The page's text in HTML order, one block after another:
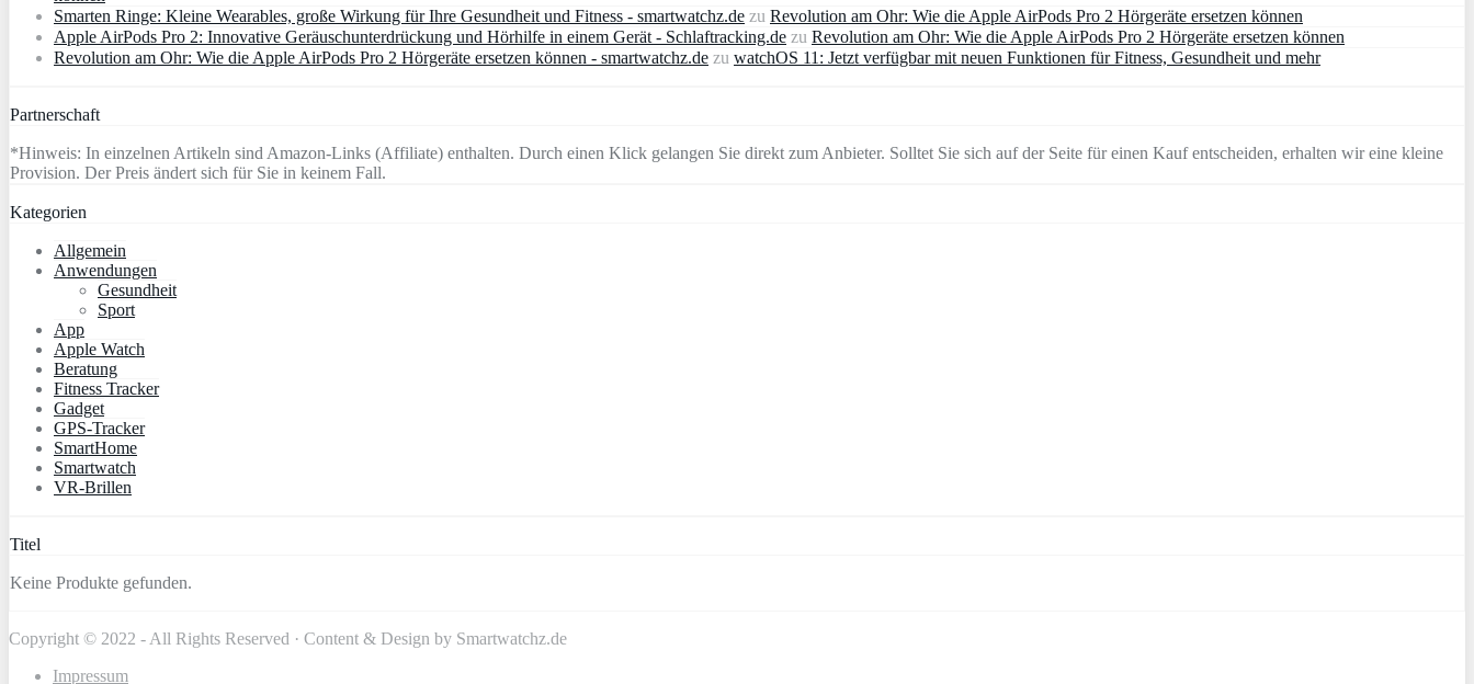
Smarten Ringe: Kleine Wearables, große Wirkung für Ihre Gesundheit und Fitness - smartwatchz.de zu Revolution am Ohr: Wie die Apple AirPods Pro 2 Hörgeräte ersetzen können
Apple AirPods Pro 2: Innovative Geräuschunterdrückung und Hörhilfe in einem Gerät - Schlaftracking.de zu Revolution am Ohr: Wie die Apple AirPods Pro 2 Hörgeräte ersetzen können
Revolution am Ohr: Wie die Apple AirPods Pro 2 Hörgeräte ersetzen können - smartwatchz.de zu watchOS 11: Jetzt verfügbar mit neuen Funktionen für Fitness, Gesundheit und mehr
Partnerschaft
*Hinweis: In einzelnen Artikeln sind Amazon-Links (Affiliate) enthalten. Durch einen Klick gelangen Sie direkt zum Anbieter. Solltet Sie sich auf der Seite für einen Kauf entscheiden, erhalten wir eine kleine
Provision. Der Preis ändert sich für Sie in keinem Fall.
Kategorien
Allgemein
Anwendungen
Gesundheit
Sport
App
Apple Watch
Beratung
Fitness Tracker
Gadget
GPS-Tracker
SmartHome
Smartwatch
VR-Brillen
Titel
Keine Produkte gefunden.
Copyright © 2022 - All Rights Reserved · Content & Design by Smartwatchz.de
Impressum